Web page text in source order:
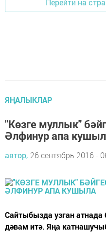
ЯҢАЛЫКЛАР
"Көзге муллык"
Әлфинур апа
автор, 26 сентябрь 2016 -
Сайтыбызда узган атнада
дәвам итә. Яңа